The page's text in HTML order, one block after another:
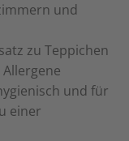
und
zu Teppichen
und für
einer